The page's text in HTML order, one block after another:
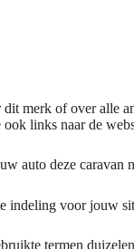
merk of over alle
links naar de
auto deze caravan
indeling voor jouw
termen